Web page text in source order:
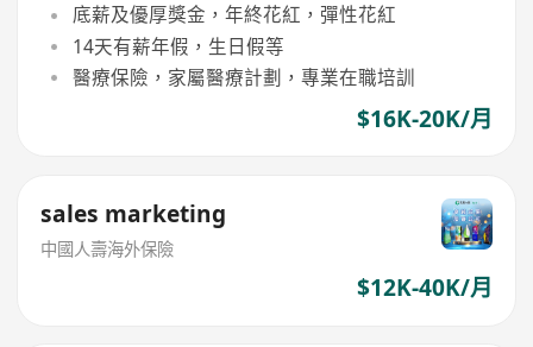
底薪及優厚獎金，年終花紅，彈性花紅
14天有薪年假，生日假等
醫療保險，家屬醫療計劃，專業在職培訓
$16K-20K/月
sales marketing
中國人壽海外保險
$12K-40K/月